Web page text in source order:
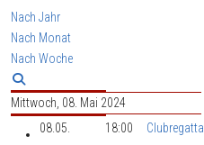
Nach Jahr
Nach Monat
Nach Woche
Mittwoch, 08. Mai 2024
08.05.
18:00 Clubregatta